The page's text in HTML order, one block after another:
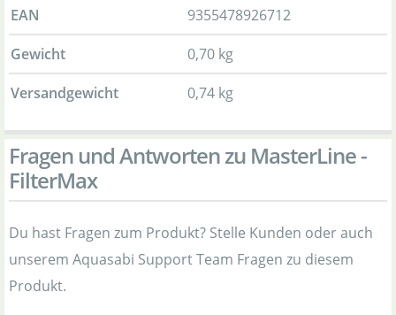
EAN
9355478926712
Gewicht
0,70 kg
Versandgewicht
0,74 kg
Fragen und Antworten zu MasterLine -
FilterMax
Du hast Fragen zum Produkt? Stelle Kunden oder auch
unserem Aquasabi Support Team Fragen zu diesem
Produkt.